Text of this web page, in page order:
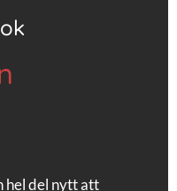
hel del nytt att